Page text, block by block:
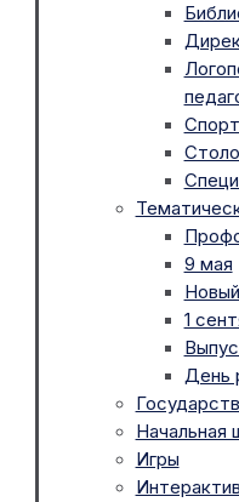
9 мая
1
День
Начальная
Игры